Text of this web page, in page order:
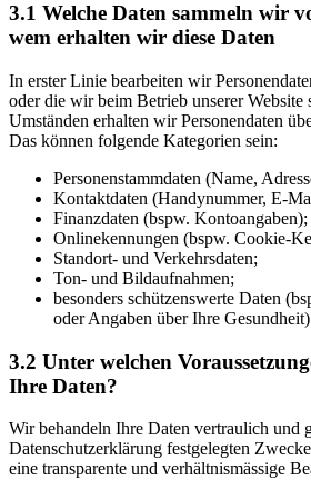
3.1 Welche Daten sammeln wir
wem erhalten wir diese Daten
In erster Linie bearbeiten wir
oder die wir beim Betrieb unserer Website
Umständen erhalten wir Personendaten
Das können folgende Kategorien sein:
Personenstammdaten (Name,
Kontaktdaten (Handynummer, E-
Finanzdaten (bspw. Kontoangaben);
Onlinekennungen (bspw. Cookie-
Standort- und Verkehrsdaten;
Ton- und Bildaufnahmen;
besonders schützenswerte Daten
oder Angaben über Ihre
3.2 Unter welchen
Ihre Daten?
Wir behandeln Ihre Daten vertraulich und
Datenschutzerklärung festgelegten
eine transparente und verhältnismässige